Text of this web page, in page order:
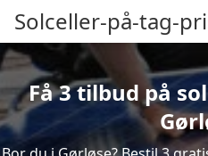
Solceller-på-tag-
Få 3 tilbud på